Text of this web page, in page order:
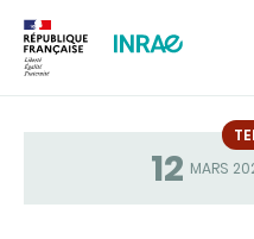
12 MARS